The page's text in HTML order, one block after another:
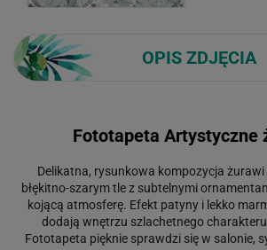
OPIS ZDJĘCIA
Fototapeta Artystyczne
Delikatna, rysunkowa kompozycja żurawi
błękitno-szarym tle z subtelnymi
kojącą atmosferę. Efekt patyny i lekko
dodają wnętrzu szlachetnego
Fototapeta pięknie sprawdzi się w salonie,